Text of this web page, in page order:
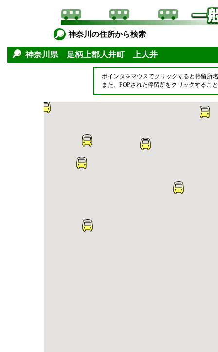
神奈川の住所から検索
神奈川県 足柄上郡大井町 上大井
ポインタをマウスでクリックすると停留所
また、POPされた停留所をクリックするこ